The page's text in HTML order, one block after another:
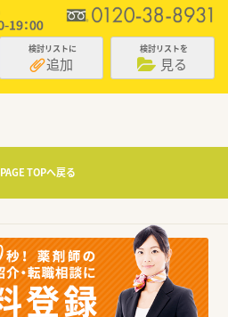
検討リストに
追加
検討リストを
見る
PAGE TOPへ戻る